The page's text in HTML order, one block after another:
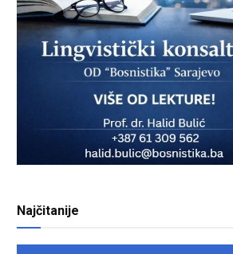
Najčitanije